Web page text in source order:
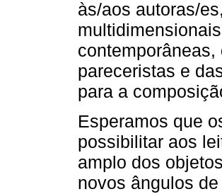
às/aos autoras/
pareceristas e
para a
Esperamos que
possibilitar aos
amplo dos
novos ângulos